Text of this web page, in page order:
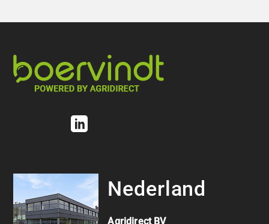
Nederland
Agridirect BV